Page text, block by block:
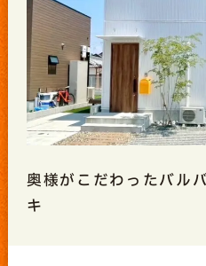
奥様がこだわったバル
キ